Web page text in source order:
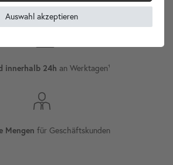
Versand
innerhalb 24h an Werktagen¹
Mengen für Geschäftskunden
Auswahl akzeptieren